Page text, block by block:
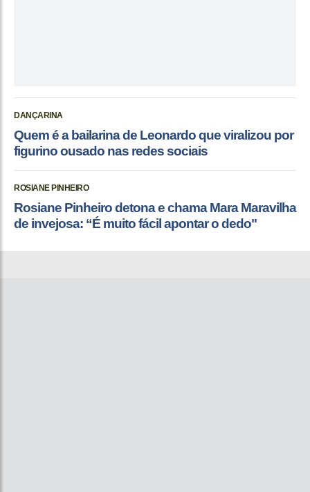
DANÇARINA
Quem é a bailarina de Leonardo que viralizou por
figurino ousado nas redes sociais
ROSIANE PINHEIRO
Rosiane Pinheiro detona e chama Mara Maravilha
de invejosa: “É muito fácil apontar o dedo"